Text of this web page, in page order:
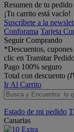
Resumen de tu pedido
¡Tu carrito está vacío!
Suscríbete a la
Conforama Tarjeta
Seguir Comprando
*Descuentos,
clic en Tramitar
Pago 100% seguro
Total con descuento
Ir Al Carrito
Estado de mi pedido
Canarias